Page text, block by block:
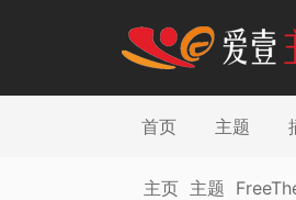
首页 主题
主页 主题